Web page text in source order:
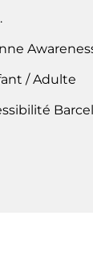
/ Adulte